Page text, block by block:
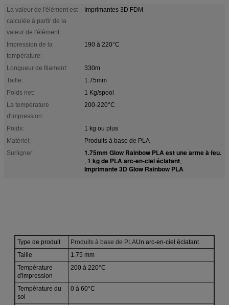
La valeur de l'élément est
calculée à partir de la
valeur de l'élément.:
Imprimantes 3D FDM
Impression de la
température:
190 à 220°C
Longueur de filament:
330m
Taille:
1.75mm
Poids net:
1 Kg/spool
La température
d'impression:
200-220°C
Poids:
1 kg ou plus
Matériel:
Produits à base de PLA
Surligner:
1.75mm Glow Rainbow PLA est une arme à feu.
, 1 kg de PLA arc-en-ciel éclatant,
Imprimante 3D Glow Rainbow PLA
Type de produit Produits à base de PLAUn arc-en-ciel éclatant
Taille
1.75 mm
Température
d'impression
200 à 220°C
Température du
sol
0 à 60°C